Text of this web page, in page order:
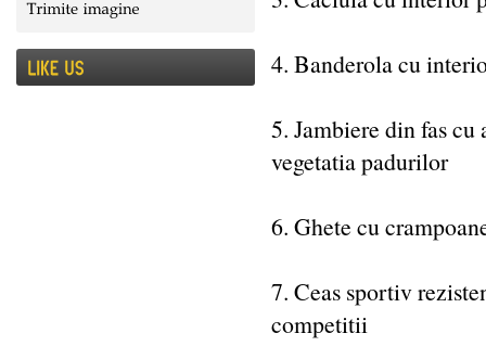
4. Banderola cu
5. Jambiere din fas
vegetatia padurilor
6. Ghete cu
7. Ceas sportiv
competitii